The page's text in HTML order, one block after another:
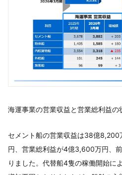
海運事業の営業収益と営業総利益の
セメント船の営業収益は38億
円、営業総利益が4億3,600万円、
りました。代替船4隻の稼働開始に